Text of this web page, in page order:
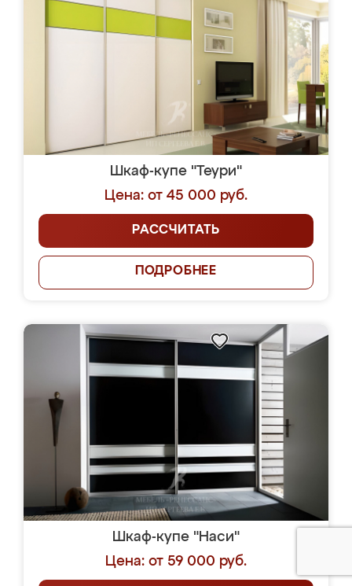
Шкаф-купе "Теури"
Цена: от 45 000 руб.
РАССЧИТАТЬ
ПОДРОБНЕЕ
Шкаф-купе "Наси"
Цена: от 59 000 руб.